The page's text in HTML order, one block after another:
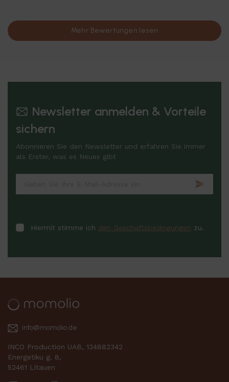
Mehr Bewertungen lesen
Newsletter anmelden & Vorteile
sichern
Abonnieren Sie den Newsletter und erfahren Sie immer
als Erster, was es Neues gibt
Hiermit stimme ich den Geschäftsbedingungen zu.
info@momolio.de
INCO Production UAB, 134882342
Energetiku g. 8,
52461 Litauen